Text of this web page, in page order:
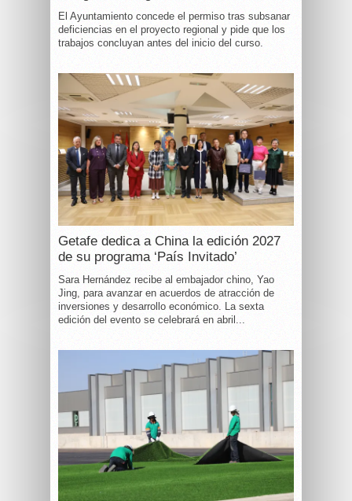
El Ayuntamiento concede el permiso tras subsanar
deficiencias en el proyecto regional y pide que los
trabajos concluyan antes del inicio del curso.
Getafe dedica a China la edición 2027
de su programa ‘País Invitado’
Sara Hernández recibe al embajador chino, Yao
Jing, para avanzar en acuerdos de atracción de
inversiones y desarrollo económico. La sexta
edición del evento se celebrará en abril...